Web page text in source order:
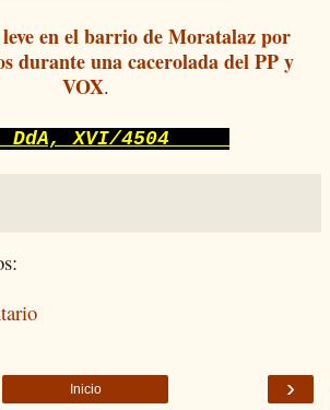
en el barrio de Moratalaz por
durante una cacerolada del PP y
VOX.
XVI/4504
›
Inicio